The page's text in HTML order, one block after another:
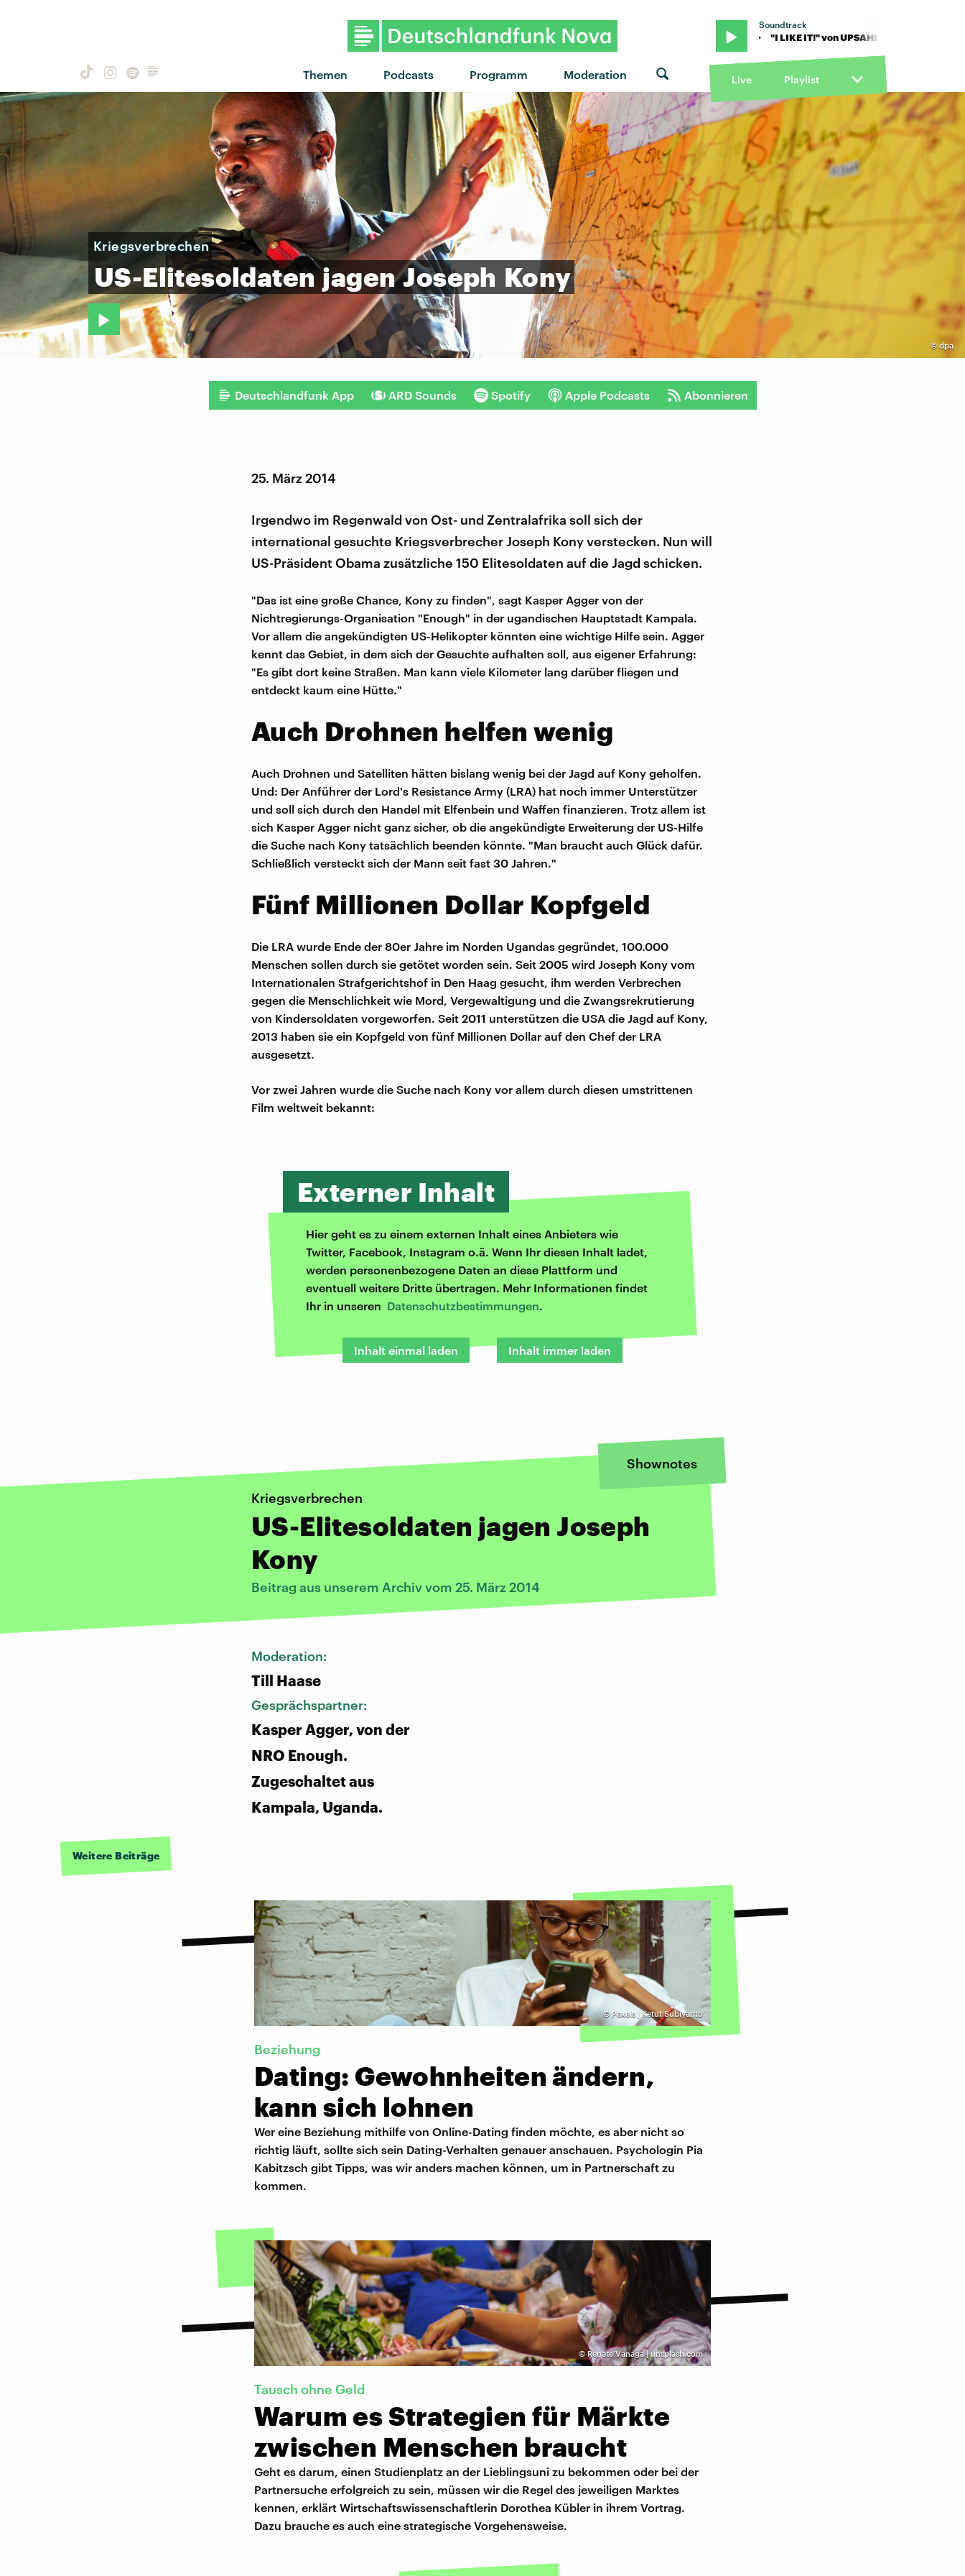
Themen Podcasts Programm Moderation
Soundtrack
"I LIKE IT!" von UPSAHL · "I LIKE IT!" von UPSAHL · "I LIKE IT!" von UPSAHL
Live Playlist
© dpa
Kriegsverbrechen
US-Elitesoldaten jagen Joseph Kony
Deutschlandfunk App ARD Sounds Spotify Apple Podcasts Abonnieren
25. März 2014
Irgendwo im Regenwald von Ost- und Zentralafrika soll sich der
international gesuchte Kriegsverbrecher Joseph Kony verstecken. Nun will
US-Präsident Obama zusätzliche 150 Elitesoldaten auf die Jagd schicken.
"Das ist eine große Chance, Kony zu finden", sagt Kasper Agger von der
Nichtregierungs-Organisation "Enough" in der ugandischen Hauptstadt Kampala.
Vor allem die angekündigten US-Helikopter könnten eine wichtige Hilfe sein. Agger
kennt das Gebiet, in dem sich der Gesuchte aufhalten soll, aus eigener Erfahrung:
"Es gibt dort keine Straßen. Man kann viele Kilometer lang darüber fliegen und
entdeckt kaum eine Hütte."
Auch Drohnen helfen wenig
Auch Drohnen und Satelliten hätten bislang wenig bei der Jagd auf Kony geholfen.
Und: Der Anführer der Lord's Resistance Army (LRA) hat noch immer Unterstützer
und soll sich durch den Handel mit Elfenbein und Waffen finanzieren. Trotz allem ist
sich Kasper Agger nicht ganz sicher, ob die angekündigte Erweiterung der US-Hilfe
die Suche nach Kony tatsächlich beenden könnte. "Man braucht auch Glück dafür.
Schließlich versteckt sich der Mann seit fast 30 Jahren."
Fünf Millionen Dollar Kopfgeld
Die LRA wurde Ende der 80er Jahre im Norden Ugandas gegründet, 100.000
Menschen sollen durch sie getötet worden sein. Seit 2005 wird Joseph Kony vom
Internationalen Strafgerichtshof in Den Haag gesucht, ihm werden Verbrechen
gegen die Menschlichkeit wie Mord, Vergewaltigung und die Zwangsrekrutierung
von Kindersoldaten vorgeworfen. Seit 2011 unterstützen die USA die Jagd auf Kony,
2013 haben sie ein Kopfgeld von fünf Millionen Dollar auf den Chef der LRA
ausgesetzt.
Vor zwei Jahren wurde die Suche nach Kony vor allem durch diesen umstrittenen
Film weltweit bekannt:
Externer Inhalt
Hier geht es zu einem externen Inhalt eines Anbieters wie
Twitter, Facebook, Instagram o.ä. Wenn Ihr diesen Inhalt ladet,
werden personenbezogene Daten an diese Plattform und
eventuell weitere Dritte übertragen. Mehr Informationen findet
Ihr in unseren Datenschutzbestimmungen.
Inhalt einmal laden Inhalt immer laden
Shownotes
Kriegsverbrechen
US-Elitesoldaten jagen Joseph
Kony
Beitrag aus unserem Archiv vom 25. März 2014
Moderation:
Till Haase
Gesprächspartner:
Kasper Agger, von der
NRO Enough.
Zugeschaltet aus
Kampala, Uganda.
Weitere Beiträge
© Pexels | Ketut Subiyanto
Beziehung
Dating: Gewohnheiten ändern,
kann sich lohnen
Wer eine Beziehung mithilfe von Online-Dating finden möchte, es aber nicht so
richtig läuft, sollte sich sein Dating-Verhalten genauer anschauen. Psychologin Pia
Kabitzsch gibt Tipps, was wir anders machen können, um in Partnerschaft zu
kommen.
© Renate Vanaga | unsplash.com
Tausch ohne Geld
Warum es Strategien für Märkte
zwischen Menschen braucht
Geht es darum, einen Studienplatz an der Lieblingsuni zu bekommen oder bei der
Partnersuche erfolgreich zu sein, müssen wir die Regel des jeweiligen Marktes
kennen, erklärt Wirtschaftswissenschaftlerin Dorothea Kübler in ihrem Vortrag.
Dazu brauche es auch eine strategische Vorgehensweise.